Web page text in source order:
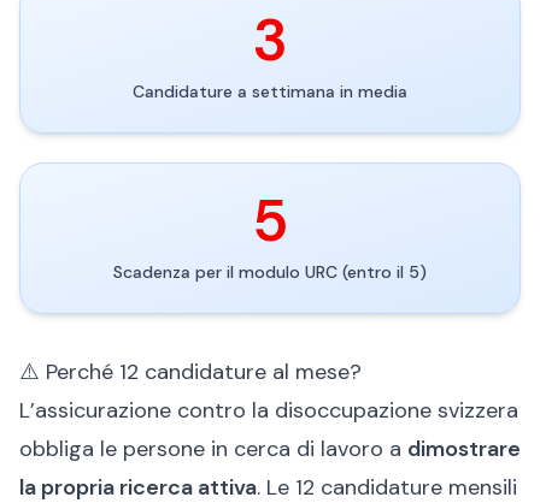
3
Candidature a settimana in media
5
Scadenza per il modulo URC (entro il 5)
⚠️ Perché 12 candidature al mese?
L’assicurazione contro la disoccupazione svizzera
obbliga le persone in cerca di lavoro a dimostrare
la propria ricerca attiva. Le 12 candidature mensili